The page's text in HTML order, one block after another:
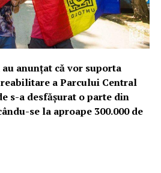
anunţat că vor suporta
a Parcului Central
s-a desfăşurat o parte din
se la aproape 300.000 de